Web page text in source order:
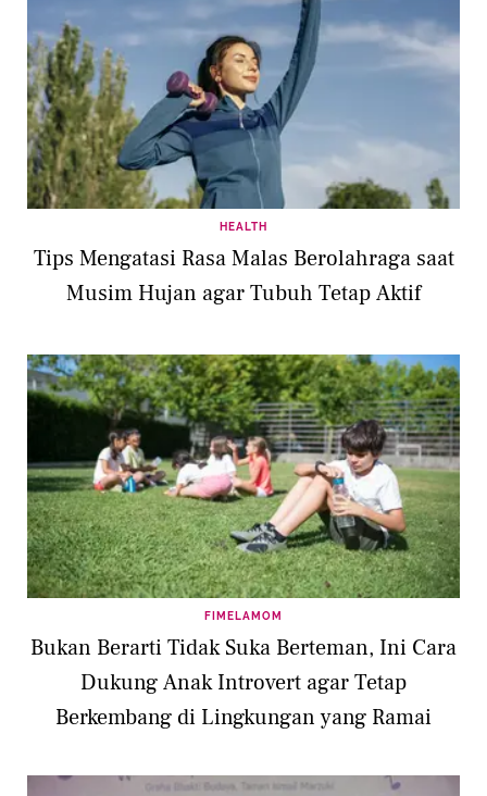
HEALTH
Tips Mengatasi Rasa Malas Berolahraga saat
Musim Hujan agar Tubuh Tetap Aktif
FIMELAMOM
Bukan Berarti Tidak Suka Berteman, Ini Cara
Dukung Anak Introvert agar Tetap
Berkembang di Lingkungan yang Ramai